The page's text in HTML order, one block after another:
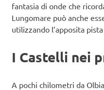
fantasia di onde che
Lungomare può anche
utilizzando l’apposita pista
I Castelli nei
A pochi chilometri da